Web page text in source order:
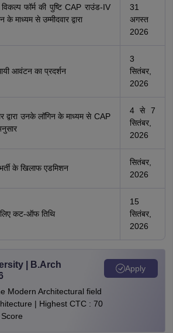
फॉर्म की पुष्टि CAP राउंड-IV
माध्यम से उम्मीदवार द्वारा
31
अगस्त
2026
आवंटन का प्रदर्शन
3
सितंबर,
2026
द्वारा उनके लॉगिन के माध्यम से CAP
4 से 7
सितंबर,
2026
के खिलाफ एडमिशन
सितंबर,
2026
कट-ऑफ तिथि
15
सितंबर,
2026
| B.Arch
Modern Architectural field
| Highest CTC : 70
Apply